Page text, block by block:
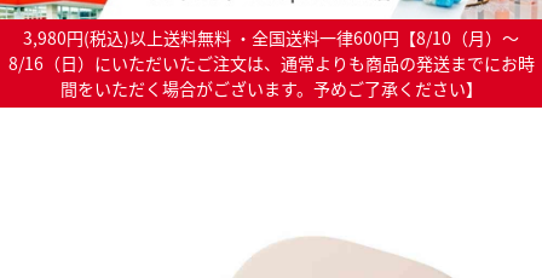
3,980円(税込)以上送料無料 ・全国送料一律600円【8/10（月）～
8/16（日）にいただいたご注文は、通常よりも商品の発送までにお時
間をいただく場合がございます。予めご了承ください】